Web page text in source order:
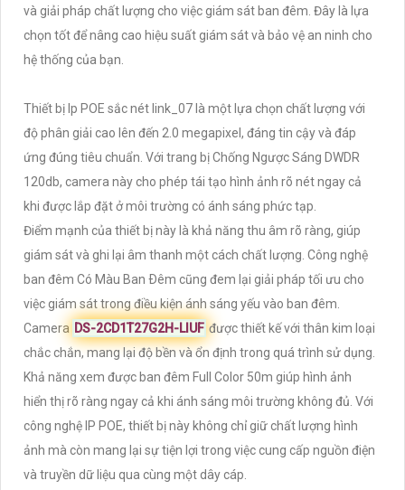
và giải pháp chất lượng cho việc giám sát ban đêm. Đây là lựa
chọn tốt để nâng cao hiệu suất giám sát và bảo vệ an ninh cho
hệ thống của bạn.
Thiết bị Ip POE sắc nét link_07 là một lựa chọn chất lượng với
độ phân giải cao lên đến 2.0 megapixel, đáng tin cậy và đáp
ứng đúng tiêu chuẩn. Với trang bị Chống Ngược Sáng DWDR
120db, camera này cho phép tái tạo hình ảnh rõ nét ngay cả
khi được lắp đặt ở môi trường có ánh sáng phức tạp.
Điểm mạnh của thiết bị này là khả năng thu âm rõ ràng, giúp
giám sát và ghi lại âm thanh một cách chất lượng. Công nghệ
ban đêm Có Màu Ban Ðêm cũng đem lại giải pháp tối ưu cho
việc giám sát trong điều kiện ánh sáng yếu vào ban đêm.
Camera DS-2CD1T27G2H-LIUF được thiết kế với thân kim loại
chắc chắn, mang lại độ bền và ổn định trong quá trình sử dụng.
Khả năng xem được ban đêm Full Color 50m giúp hình ảnh
hiển thị rõ ràng ngay cả khi ánh sáng môi trường không đủ. Với
công nghệ IP POE, thiết bị này không chỉ giữ chất lượng hình
ảnh mà còn mang lại sự tiện lợi trong việc cung cấp nguồn điện
và truyền dữ liệu qua cùng một dây cáp.